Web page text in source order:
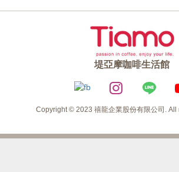
堤亞摩咖啡生活館
Copyright © 2023 禧龍企業股份有限公司. All